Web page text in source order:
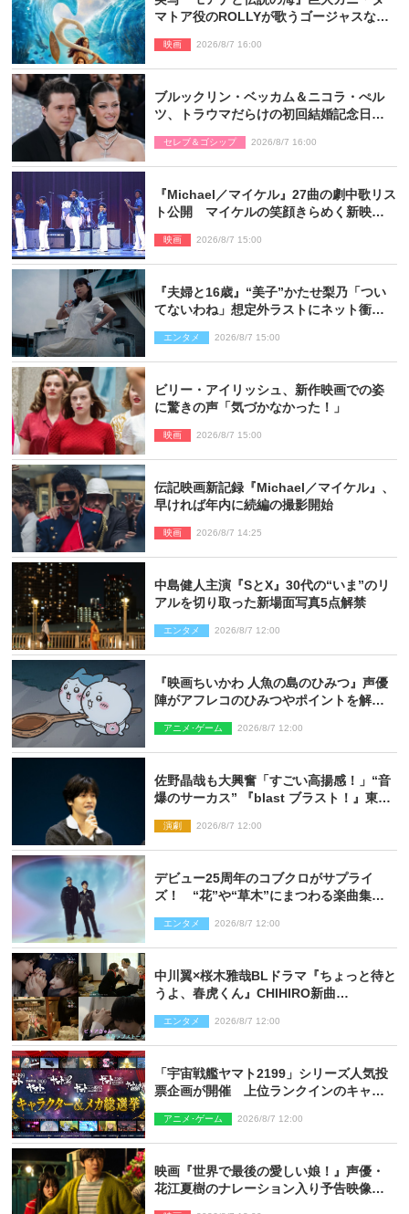
マトア役のROLLYが歌うゴージャスな劇
映画 2026/8/7 16:00
ブルックリン・ベッカム＆ニコラ・ぺル
ツ、トラウマだらけの初回結婚記念日は
セレブ＆ゴシップ 2026/8/7 16:00
『Michael／マイケル』27曲の劇中歌リス
ト公開 マイケルの笑顔きらめく新映像
映画 2026/8/7 15:00
『夫婦と16歳』“美子”かたせ梨乃「つい
てないわね」想定外ラストにネット衝撃
り）
エンタメ 2026/8/7 15:00
ビリー・アイリッシュ、新作映画での姿
に驚きの声「気づかなかった！」
映画 2026/8/7 15:00
伝記映画新記録『Michael／マイケル』、
早ければ年内に続編の撮影開始
映画 2026/8/7 14:25
中島健人主演『SとX』30代の“いま”のリ
アルを切り取った新場面写真5点解禁
エンタメ 2026/8/7 12:00
『映画ちいかわ 人魚の島のひみつ』声優
陣がアフレコのひみつやポイントを解
アニメ･ゲーム 2026/8/7 12:00
佐野晶哉も大興奮「すごい高揚感！」“音
爆のサーカス” 『blast ブラスト！』東京
演劇 2026/8/7 12:00
デビュー25周年のコブクロがサプライ
ズ！ “花”や“草木”にまつわる楽曲集め
信リリース
エンタメ 2026/8/7 12:00
中川翼×桜木雅哉BLドラマ『ちょっと待と
うよ、春虎くん』CHIHIRO新曲
エンタメ 2026/8/7 12:00
「宇宙戦艦ヤマト2199」シリーズ人気投
票企画が開催 上位ランクインのキャラ
を制作
アニメ･ゲーム 2026/8/7 12:00
映画『世界で最後の愛しい娘！』声優・
花江夏樹のナレーション入り予告映像解